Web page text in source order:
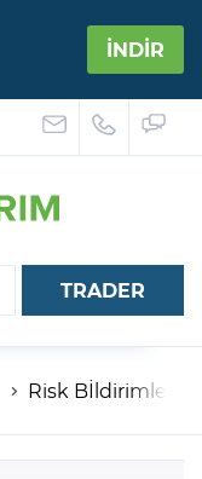
İNDİR
TRADER
Risk Bİldirimleri